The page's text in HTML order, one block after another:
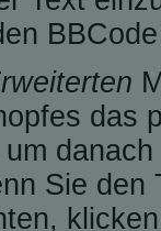
das
Sie den